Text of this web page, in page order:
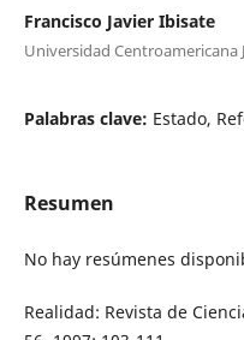
Francisco Javier Ibisate
Universidad Centroamericana
Palabras clave: Estado,
Resumen
No hay resúmenes
Realidad: Revista de